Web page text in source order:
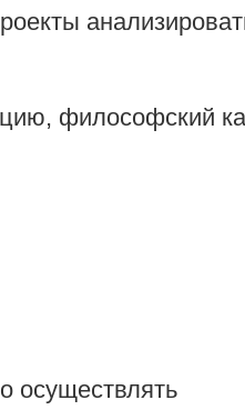
философский
осуществлять